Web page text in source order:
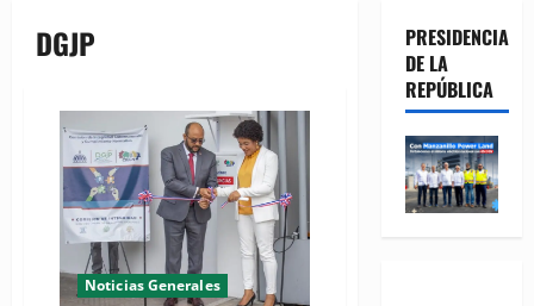
DGJP
Noticias Generales
PRESIDENCIA
DE LA
REPÚBLICA